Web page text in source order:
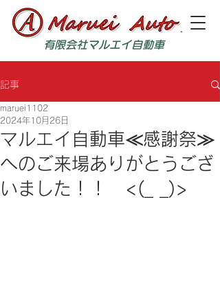
有限会社マルエイ自動車
記事
マルエイ自動車≪感謝祭≫
へのご来場ありがとうござ
いました！！ <(_ _)>
maruei1102
2024年10月26日